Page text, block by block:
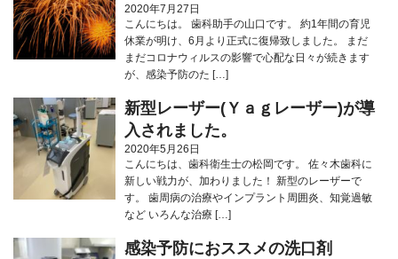
2020年7月27日
こんにちは。 歯科助手の山口です。 約1年間の育児
休業が明け、6月より正式に復帰致しました。 まだ
まだコロナウィルスの影響で心配な日々が続きます
が、感染予防のた […]
新型レーザー(Ｙａｇレーザー)が導
入されました。
2020年5月26日
こんにちは、歯科衛生士の松岡です。 佐々木歯科に
新しい戦力が、加わりました！ 新型のレーザーで
す。 歯周病の治療やインプラント周囲炎、知覚過敏
など いろんな治療 […]
感染予防におススメの洗口剤